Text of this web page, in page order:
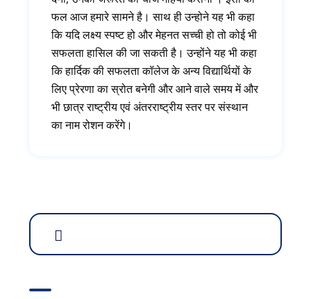
फल आज हमारे सामने है। साथ ही उन्होने यह भी कहा
कि यदि लक्ष्य स्पष्ट हो और मेहनत सच्ची हो तो कोई भी
सफलता हासिल की जा सकती है। उन्होंने यह भी कहा
कि हार्दिक की सफलता कॉलेज के अन्य विद्यार्थियों के
लिए प्रेरणा का स्रोत बनेगी और आने वाले समय में और
भी छात्र राष्ट्रीय एवं अंतरराष्ट्रीय स्तर पर संस्थान
का नाम रोशन करेंगे।